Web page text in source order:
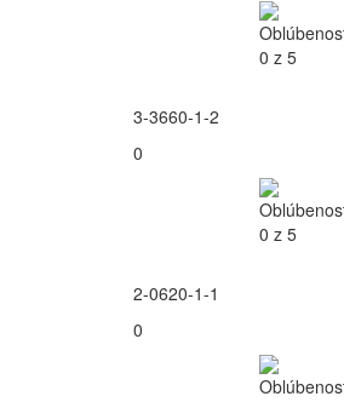
3-3660-1-2
0
2-0620-1-1
0